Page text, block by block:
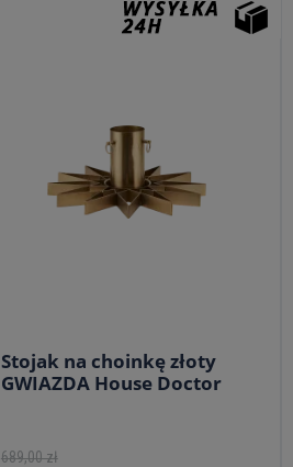
Stojak na choinkę złoty
GWIAZDA House Doctor
689,00 zł